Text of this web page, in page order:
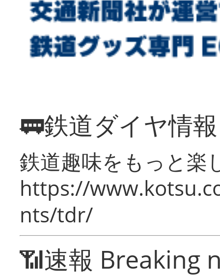
🚃鉄道ダイヤ情
鉄道趣味をもっと楽
https://
nts/tdr/
📶速報 Breaking